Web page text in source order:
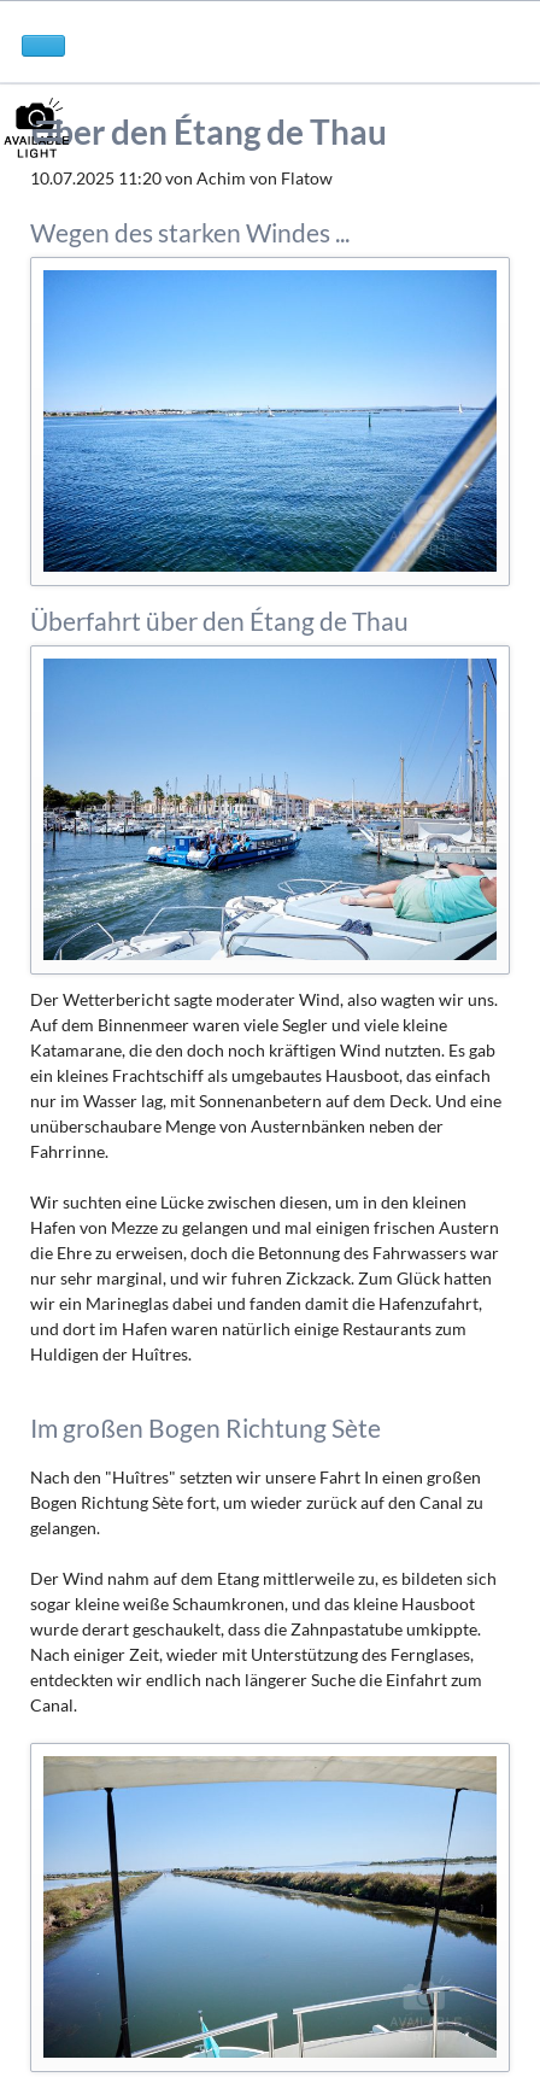
Über den Étang de Thau
10.07.2025 11:20von Achim von Flatow
Wegen des starken Windes ...
Überfahrt über den Étang de Thau
Der Wetterbericht sagte moderater Wind, also wagten wir uns.
Auf dem Binnenmeer waren viele Segler und viele kleine
Katamarane, die den doch noch kräftigen Wind nutzten. Es gab
ein kleines Frachtschiff als umgebautes Hausboot, das einfach
nur im Wasser lag, mit Sonnenanbetern auf dem Deck. Und eine
unüberschaubare Menge von Austernbänken neben der
Fahrrinne.
Wir suchten eine Lücke zwischen diesen, um in den kleinen
Hafen von Mezze zu gelangen und mal einigen frischen Austern
die Ehre zu erweisen, doch die Betonnung des Fahrwassers war
nur sehr marginal, und wir fuhren Zickzack. Zum Glück hatten
wir ein Marineglas dabei und fanden damit die Hafenzufahrt,
und dort im Hafen waren natürlich einige Restaurants zum
Huldigen der Huîtres.
Im großen Bogen Richtung Sète
Nach den "Huîtres" setzten wir unsere Fahrt In einen großen
Bogen Richtung Sète fort, um wieder zurück auf den Canal zu
gelangen.
Der Wind nahm auf dem Etang mittlerweile zu, es bildeten sich
sogar kleine weiße Schaumkronen, und das kleine Hausboot
wurde derart geschaukelt, dass die Zahnpastatube umkippte.
Nach einiger Zeit, wieder mit Unterstützung des Fernglases,
entdeckten wir endlich nach längerer Suche die Einfahrt zum
Canal.